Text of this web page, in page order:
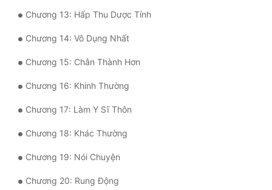
Tu Chân
Tu Tiên
Tội Phạm
Vô Địch
Võ Hiệp
Võng Du
Xuyên Không
Xuyên Nhanh
Chương 13: Hấp Thu Dược Tính
Chương 14: Vô Dụng Nhất
Chương 15: Chân Thành Hơn
Chương 16: Khinh Thường
Chương 17: Làm Y Sĩ Thôn
Chương 18: Khác Thường
Chương 19: Nói Chuyện
Chương 20: Rung Động